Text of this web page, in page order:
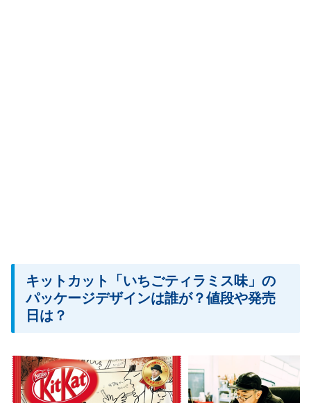
キットカット「いちごティラミス味」の
パッケージデザインは誰が？値段や発売
日は？